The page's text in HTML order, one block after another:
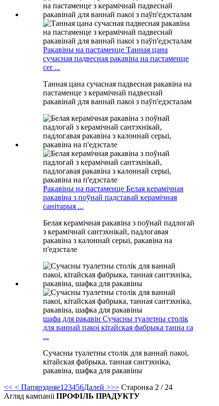
Ракавіны на пастаменце Танная цана
сучасная падвесная ракавіна на пастаменце
cer ...
Танная цана сучасная падвесная ракавіна на
пастаменце з керамічнай падвеснай
ракавінай для ваннай пакоі з паўп'едэсталам
Ракавіны на пастаменце Белая керамічная
ракавіна з поўнай падставай керамічная
санітарыя ...
Белая керамічная ракавіна з поўнай падлогай
з керамічнай сантэхнікай, падлогавая
ракавіна з калоннай серыі, ракавіна на
п'едэстале
шафа для ракавін Сучасны туалетны столік
для ваннай пакоі кітайская фабрыка танна са
...
Сучасны туалетны столік для ваннай пакоі,
кітайская фабрыка, танная сантэхніка,
ракавіна, шафка для ракавіны
<< < Папярэдняе1 23456Далей >>> Старонка 2 / 24
Агляд кампаніі ПРОФІЛЬ ПРАДУКТУ